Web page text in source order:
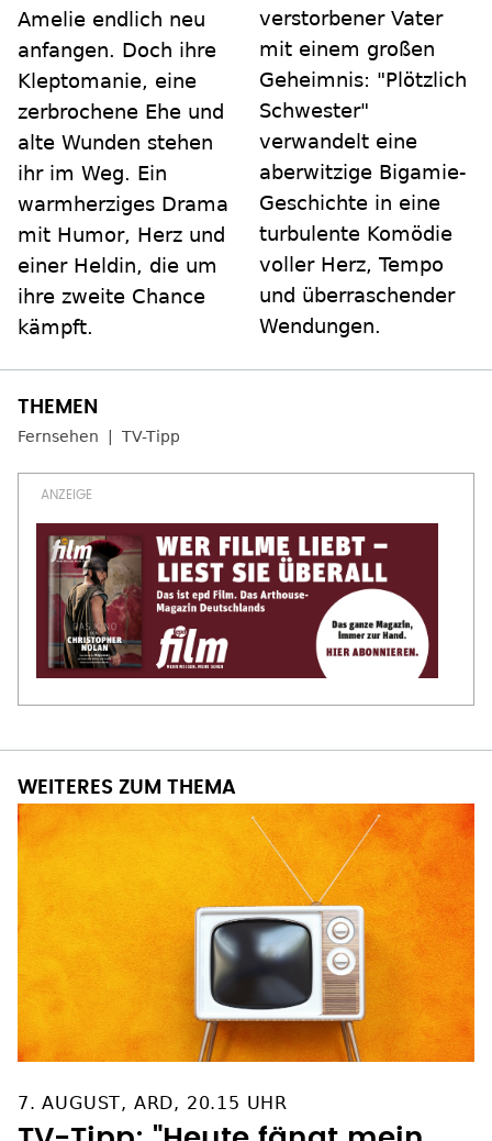
Amelie endlich neu
anfangen. Doch ihre
Kleptomanie, eine
zerbrochene Ehe und
alte Wunden stehen
ihr im Weg. Ein
warmherziges Drama
mit Humor, Herz und
einer Heldin, die um
ihre zweite Chance
kämpft.
verstorbener Vater
mit einem großen
Geheimnis: "Plötzlich
Schwester"
verwandelt eine
aberwitzige Bigamie-
Geschichte in eine
turbulente Komödie
voller Herz, Tempo
und überraschender
Wendungen.
Fernsehen TV-Tipp
TV-Tipp: "Heute fängt mein